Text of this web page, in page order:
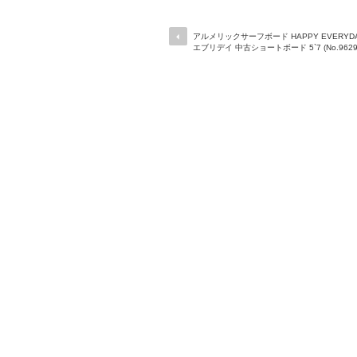
アルメリックサーフボード HAPPY
エブリデイ 中古ショートボード 5`7